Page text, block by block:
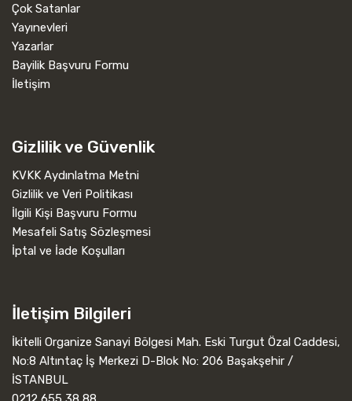
Çok Satanlar
Yayınevleri
Yazarlar
Bayilik Başvuru Formu
İletişim
Gizlilik ve Güvenlik
KVKK Aydınlatma Metni
Gizlilik ve Veri Politikası
İlgili Kişi Başvuru Formu
Mesafeli Satış Sözleşmesi
İptal ve İade Koşulları
İletişim Bilgileri
İkitelli Organize Sanayi Bölgesi Mah. Eski Turgut Özal Caddesi,
No:8 Altıntaç İş Merkezi D-Blok No: 206 Başakşehir /
İSTANBUL